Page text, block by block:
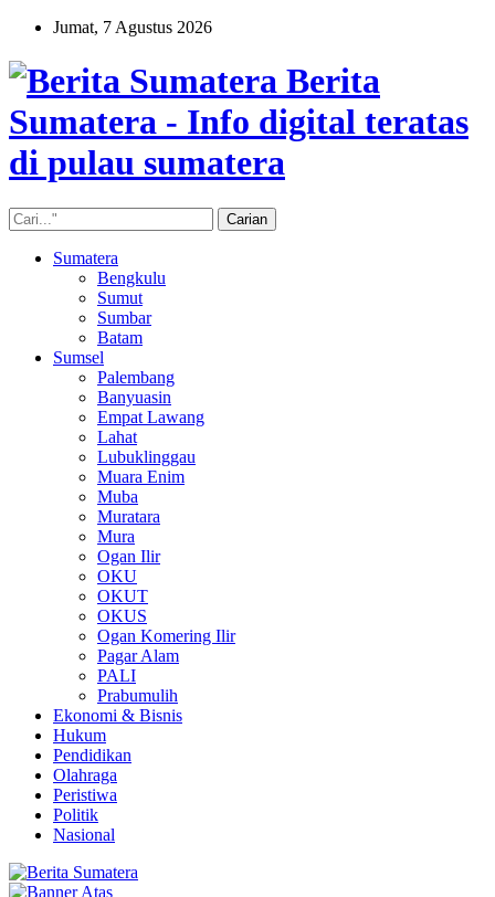
Jumat, 7 Agustus 2026
Berita
Sumatera - Info digital teratas
di pulau sumatera
Sumatera
Bengkulu
Sumut
Sumbar
Batam
Sumsel
Palembang
Banyuasin
Empat Lawang
Lahat
Lubuklinggau
Muara Enim
Muba
Muratara
Mura
Ogan Ilir
OKU
OKUT
OKUS
Ogan Komering Ilir
Pagar Alam
PALI
Prabumulih
Ekonomi & Bisnis
Hukum
Pendidikan
Olahraga
Peristiwa
Politik
Nasional